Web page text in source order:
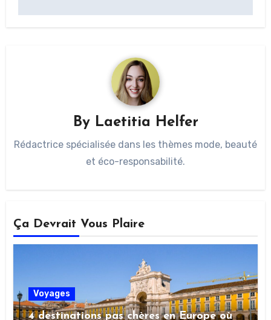
By Laetitia Helfer
Rédactrice spécialisée dans les thèmes mode, beauté
et éco-responsabilité.
Ça Devrait Vous Plaire
Voyages
4 destinations pas chères en Europe où